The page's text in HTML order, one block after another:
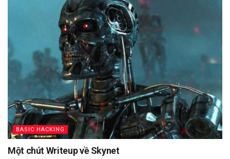
BASIC HACKING
Một chút Writeup về Skynet